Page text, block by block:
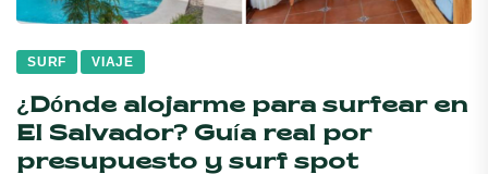
SURF VIAJE
¿Dónde alojarme para surfear en
El Salvador? Guía real por
presupuesto y surf spot